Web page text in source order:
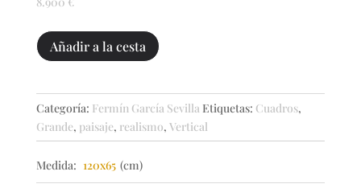
De
paso
la
Viñuela
cantidad
Añadir a la cesta
Categoría: Fermín García Sevilla Etiquetas: Cuadros,
Grande, paisaje, realismo, Vertical
Medida: 120x65 (cm)